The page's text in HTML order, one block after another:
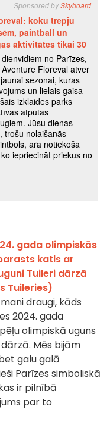
gada olimpiskās
katls ar
Tuileri dārzā
Tuileries)
draugi, kāds
2024. gada
olimpiskā uguns
Mēs bijām
galu galā
Parīzes simboliskā
ir pilnībā
par to